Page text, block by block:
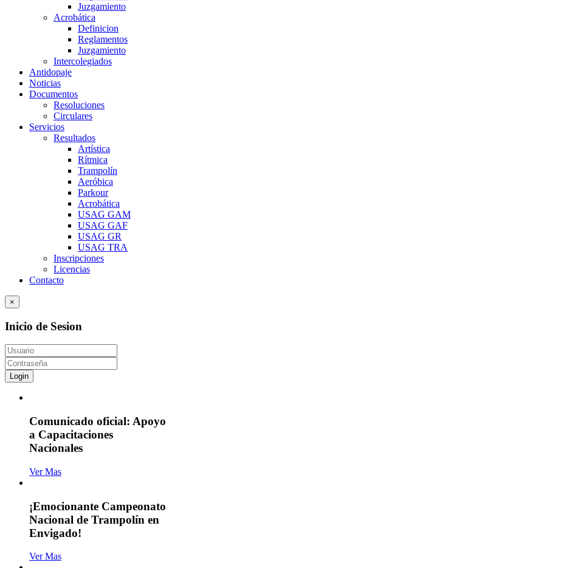
Juzgamiento
Acrobática
Definicion
Reglamentos
Juzgamiento
Intercolegiados
Antidopaje
Noticias
Documentos
Resoluciones
Circulares
Servicios
Resultados
Artística
Rítmica
Trampolín
Aeróbica
Parkour
Acrobática
USAG GAM
USAG GAF
USAG GR
USAG TRA
Inscripciones
Licencias
Contacto
×
Inicio de Sesion
Login
Comunicado oficial: Apoyo
a Capacitaciones
Nacionales
Ver Mas
¡Emocionante Campeonato
Nacional de Trampolín en
Envigado!
Ver Mas